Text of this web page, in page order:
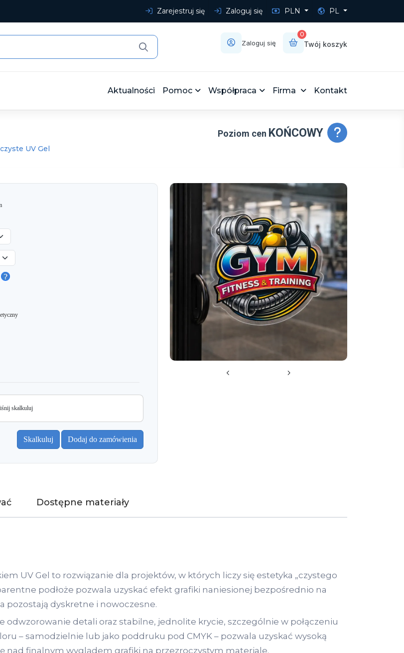
Zarejestruj się Zaloguj się PLN PL
Zaloguj się
0
Twój koszyk
Aktualności Pomoc Współpraca Firma Kontakt
UV Gel
Poziom cen KOŃCOWY
skalkuluj
Dostępne materiały
UV Gel to rozwiązanie dla projektów, w których liczy się estetyka „czystego
podłoże pozwala uzyskać efekt grafiki naniesionej bezpośrednio na
pozostają dyskretne i nowoczesne.
detali oraz stabilne, jednolite krycie, szczególnie w połączeniu
– samodzielnie lub jako poddruku pod CMYK – pozwala uzyskać wysoką
nad finalnym wyglądem grafiki na przezroczystym materiale.